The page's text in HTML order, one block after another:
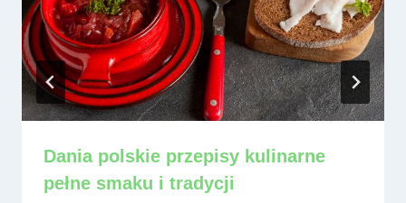
Dania polskie przepisy kulinarne
pełne smaku i tradycji